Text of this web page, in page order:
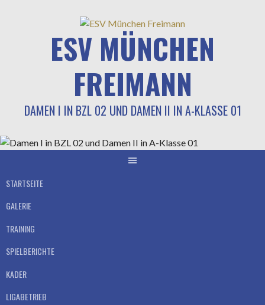
ESV MÜNCHEN
FREIMANN
DAMEN I IN BZL 02 UND DAMEN II IN A-KLASSE 01
STARTSEITE
GALERIE
TRAINING
SPIELBERICHTE
KADER
LIGABETRIEB